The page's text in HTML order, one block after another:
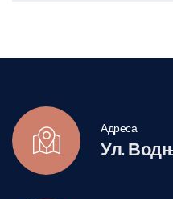
Адреса
Ул.